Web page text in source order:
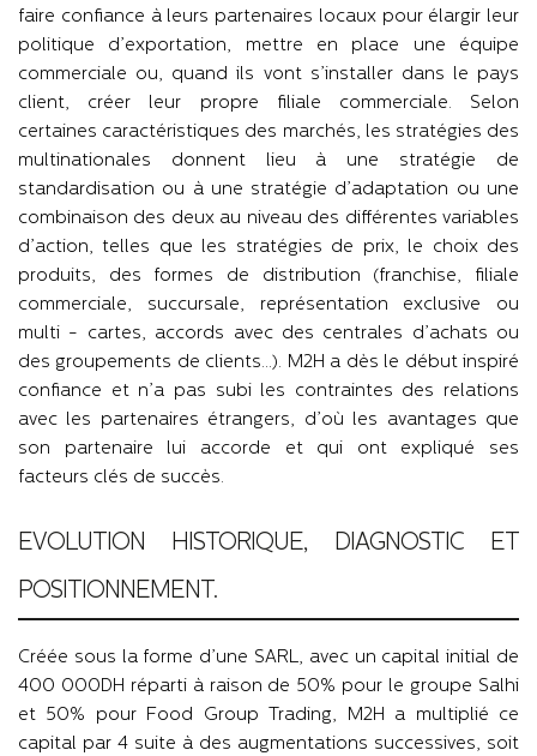
faire confiance à leurs partenaires locaux pour élargir leur
politique d’exportation, mettre en place une équipe
commerciale ou, quand ils vont s’installer dans le pays
client, créer leur propre filiale commerciale. Selon
certaines caractéristiques des marchés, les stratégies des
multinationales donnent lieu à une stratégie de
standardisation ou à une stratégie d’adaptation ou une
combinaison des deux au niveau des différentes variables
d’action, telles que les stratégies de prix, le choix des
produits, des formes de distribution (franchise, filiale
commerciale, succursale, représentation exclusive ou
multi - cartes, accords avec des centrales d’achats ou
des groupements de clients…). M2H a dès le début inspiré
confiance et n’a pas subi les contraintes des relations
avec les partenaires étrangers, d’où les avantages que
son partenaire lui accorde et qui ont expliqué ses
facteurs clés de succès.
EVOLUTION HISTORIQUE, DIAGNOSTIC ET
POSITIONNEMENT.
Créée sous la forme d’une SARL, avec un capital initial de
400 000DH réparti à raison de 50% pour le groupe Salhi
et 50% pour Food Group Trading, M2H a multiplié ce
capital par 4 suite à des augmentations successives, soit